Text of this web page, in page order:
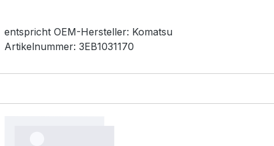
entspricht OEM-Hersteller: Komatsu
Artikelnummer: 3EB1031170